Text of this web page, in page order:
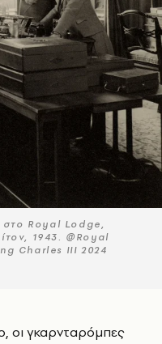
στο Royal Lodge,
1943. @Royal
Charles III 2024